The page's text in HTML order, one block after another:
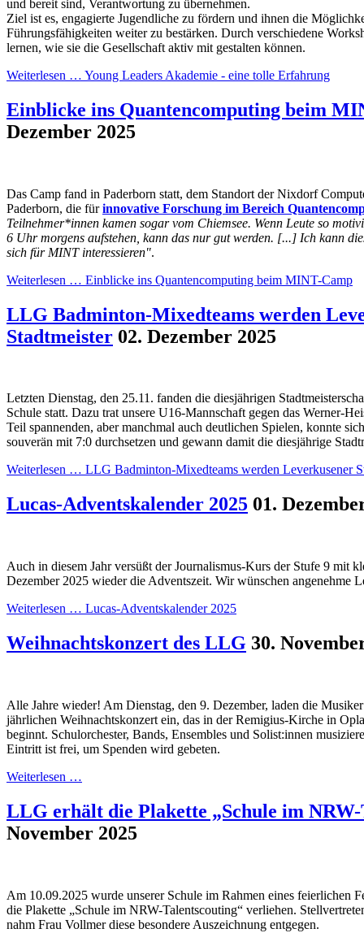
und bereit sind, Verantwortung zu übernehmen.
Ziel ist es, engagierte Jugendliche zu fördern und ihnen die
Führungsfähigkeiten weiter zu bestärken. Durch verschiedene
lernen, wie sie die Gesellschaft aktiv mit gestalten können.
Weiterlesen … Young Leaders Akademie - eine tolle Erfahrung
Einblicke ins Quantencomputing beim
Dezember 2025
Das Camp fand in Paderborn statt, dem Standort der Nixdorf
Paderborn, die fürinnovative Forschung im Bereich
Teilnehmer*innen kamen sogar vom Chiemsee. Wenn Leute so
6 Uhr morgens aufstehen, kann das nur gut werden. [...] Ich kann
sich für MINT interessieren".
Weiterlesen … Einblicke ins Quantencomputing beim MINT-Camp
LLG Badminton-Mixedteams werden
Stadtmeister 02. Dezember 2025
Letzten Dienstag, den 25.11. fanden die diesjährigen
Schule statt. Dazu trat unsere U16-Mannschaft gegen das Werner-
Teil spannenden, aber manchmal auch deutlichen Spielen, konnte
souverän mit 7:0 durchsetzen und gewann damit die diesjährige
Weiterlesen … LLG Badminton-Mixedteams werden Leverkusener
Lucas-Adventskalender 2025 01.
Auch in diesem Jahr versüßt der Journalismus-Kurs der Stufe 9 mit
Dezember 2025 wieder die Adventszeit. Wir wünschen angenehme
Weiterlesen … Lucas-Adventskalender 2025
Weihnachtskonzert des LLG 30.
Alle Jahre wieder! Am Dienstag, den 9. Dezember, laden die
jährlichen Weihnachtskonzert ein, das in der Remigius-Kirche in
beginnt. Schulorchester, Bands, Ensembles und Solist:innen
Eintritt ist frei, um Spenden wird gebeten.
Weiterlesen …
LLG erhält die Plakette „Schule im
November 2025
Am 10.09.2025 wurde unserer Schule im Rahmen eines feierlichen
die Plakette „Schule im NRW-Talentscouting“ verliehen.
nahm Frau Vollmer diese besondere Auszeichnung entgegen.